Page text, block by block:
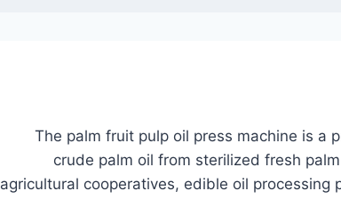
The palm fruit pulp oil press machine is a
crude palm oil from sterilized fresh
agricultural cooperatives, edible oil